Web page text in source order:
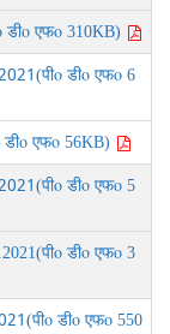
डीo एफo 310KB)
(पीo डीo एफo 6
डीo एफo 56KB)
(पीo डीo एफo 5
पीo डीo एफo 3
(पीo डीo एफo 550